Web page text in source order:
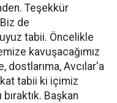
Teşekkür
de
tabii. Öncelikle
kavuşacağımız
dostlarıma, Avcılar'a
tabii ki içimiz
bıraktık. Başkan